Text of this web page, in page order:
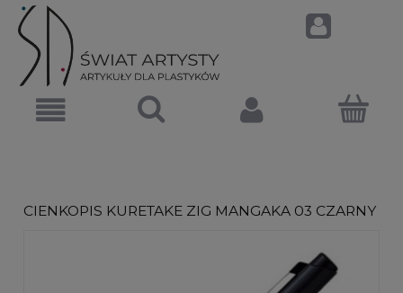
CIENKOPIS KURETAKE ZIG MANGAKA 03 CZARNY